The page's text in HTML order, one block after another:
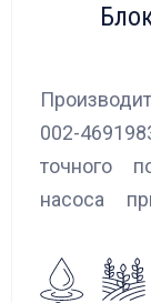
002-
точного
насоса
Блок